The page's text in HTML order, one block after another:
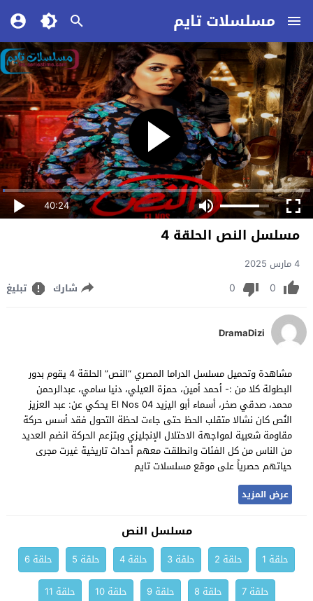
مسلسلات تايم
40:24
مسلسل النص الحلقة 4
4 مارس 2025
0
0 شارك تبليغ
DramaDizi
مشاهدة وتحميل مسلسل الدراما المصري “النص” الحلقة 4 يقوم بدور
البطولة كلا من :- أحمد أمين، حمزة العيلي، دنيا سامي، عبدالرحمن
محمد، صدقي صخر، أسماء أبو اليزيد El Nos 04 يحكي عن: عبد العزيز
النُص كان نشالا متقلب الحظ حتى جاءت لحظة التحول فقد أسس حركة
مقاومة شعبية لمواجهة الاحتلال الإنجليزي وبتزعم الحركة انضم العديد
من الناس من كل الفئات وانطلقت معهم أحداث تاريخية غيرت مجرى
حياتهم حصرياً على موقع مسلسلات تايم
عرض المزيد
مسلسل النص
حلقة 1 حلقة 2 حلقة 3 حلقة 4 حلقة 5
حلقة 6
حلقة 7
حلقة 8 حلقة 9 حلقة 10
حلقة 11